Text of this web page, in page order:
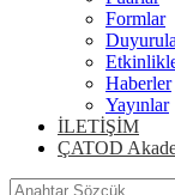
Formlar
Haberler
Yayınlar
İLETİŞİM
ÇATOD